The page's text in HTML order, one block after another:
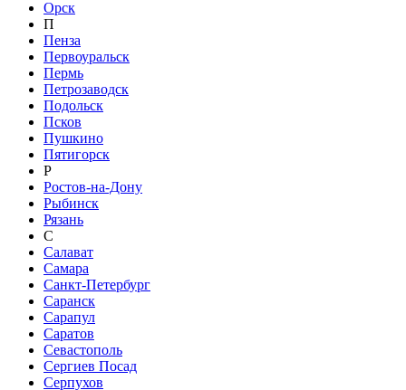
Орск
П
Пенза
Первоуральск
Пермь
Петрозаводск
Подольск
Псков
Пушкино
Пятигорск
Р
Ростов-на-Дону
Рыбинск
Рязань
С
Салават
Самара
Санкт-Петербург
Саранск
Сарапул
Саратов
Севастополь
Сергиев Посад
Серпухов